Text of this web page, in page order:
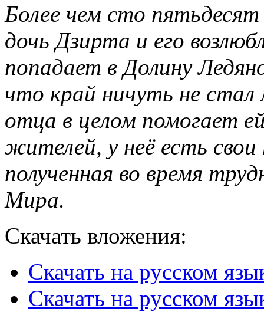
Более чем сто
дочь Дзирта и его
попадает в Долину
что край ничуть не стал
отца в целом помогает
жителей, у неё есть
полученная во время
Мира.
Скачать вложения:
Скачать на русском
Скачать на русском